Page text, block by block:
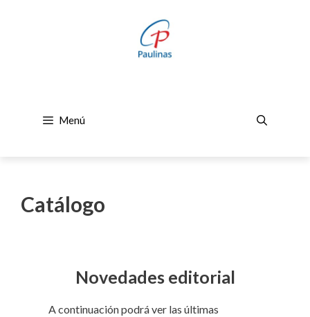
Menú
Catálogo
Novedades editorial
A continuación podrá ver las últimas